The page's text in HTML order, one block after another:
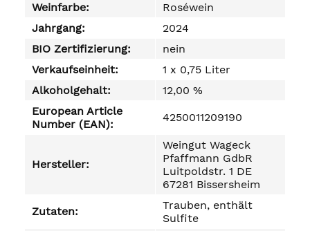
Weinfarbe:
Roséwein
Jahrgang:
2024
BIO Zertifizierung:
nein
Verkaufseinheit:
1 x 0,75 Liter
Alkoholgehalt:
12,00 %
European Article
Number (EAN):
4250011209190
Hersteller:
Weingut Wageck
Pfaffmann GdbR
Luitpoldstr. 1 DE
67281 Bissersheim
Zutaten:
Trauben, enthält
Sulfite